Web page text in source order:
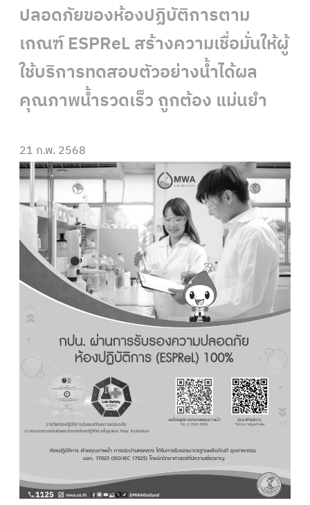
ปลอดภัยของห้องปฏิบัติการตาม
เกณฑ์ ESPReL สร้างความเชื่อมั่นให้ผู้
ใช้บริการทดสอบตัวอย่างน้ำได้ผล
คุณภาพน้ำรวดเร็ว ถูกต้อง แม่นยำ
21 ก.พ. 2568